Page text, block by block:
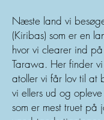
Næste land vi
(Kiribas) som er en
hvor vi clearer ind
Tarawa. Her finder
atoller vi får lov til at
vi ellers ud og
som er mest truet på